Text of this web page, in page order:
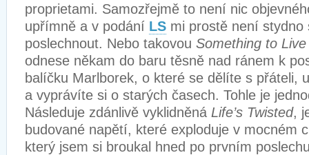
proprietami. Samozřejmě to není nic
upřímně a v podání LS mi prostě není stydno
poslechnout. Nebo takovou Something to
odnese někam do baru těsně nad ránem k
balíčku Marlborek, o které se dělíte s přáteli,
a vyprávíte si o starých časech. Tohle je
Následuje zdánlivě vyklidněná Life’s Twisted,
budované napětí, které exploduje v mocném
který jsem si broukal hned po prvním